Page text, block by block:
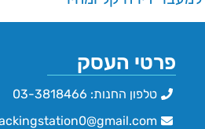
פרטי העסק
טלפון החנות: 03-3818466